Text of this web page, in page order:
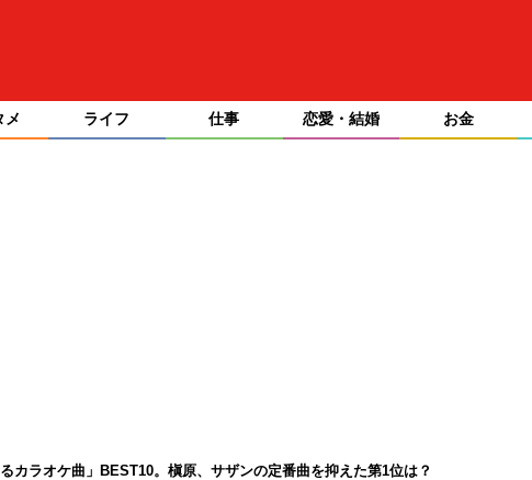
メ ライフ 仕事 恋愛・結婚 お金
カラオケ曲」BEST10。槇原、サザンの定番曲を抑えた第1位は？